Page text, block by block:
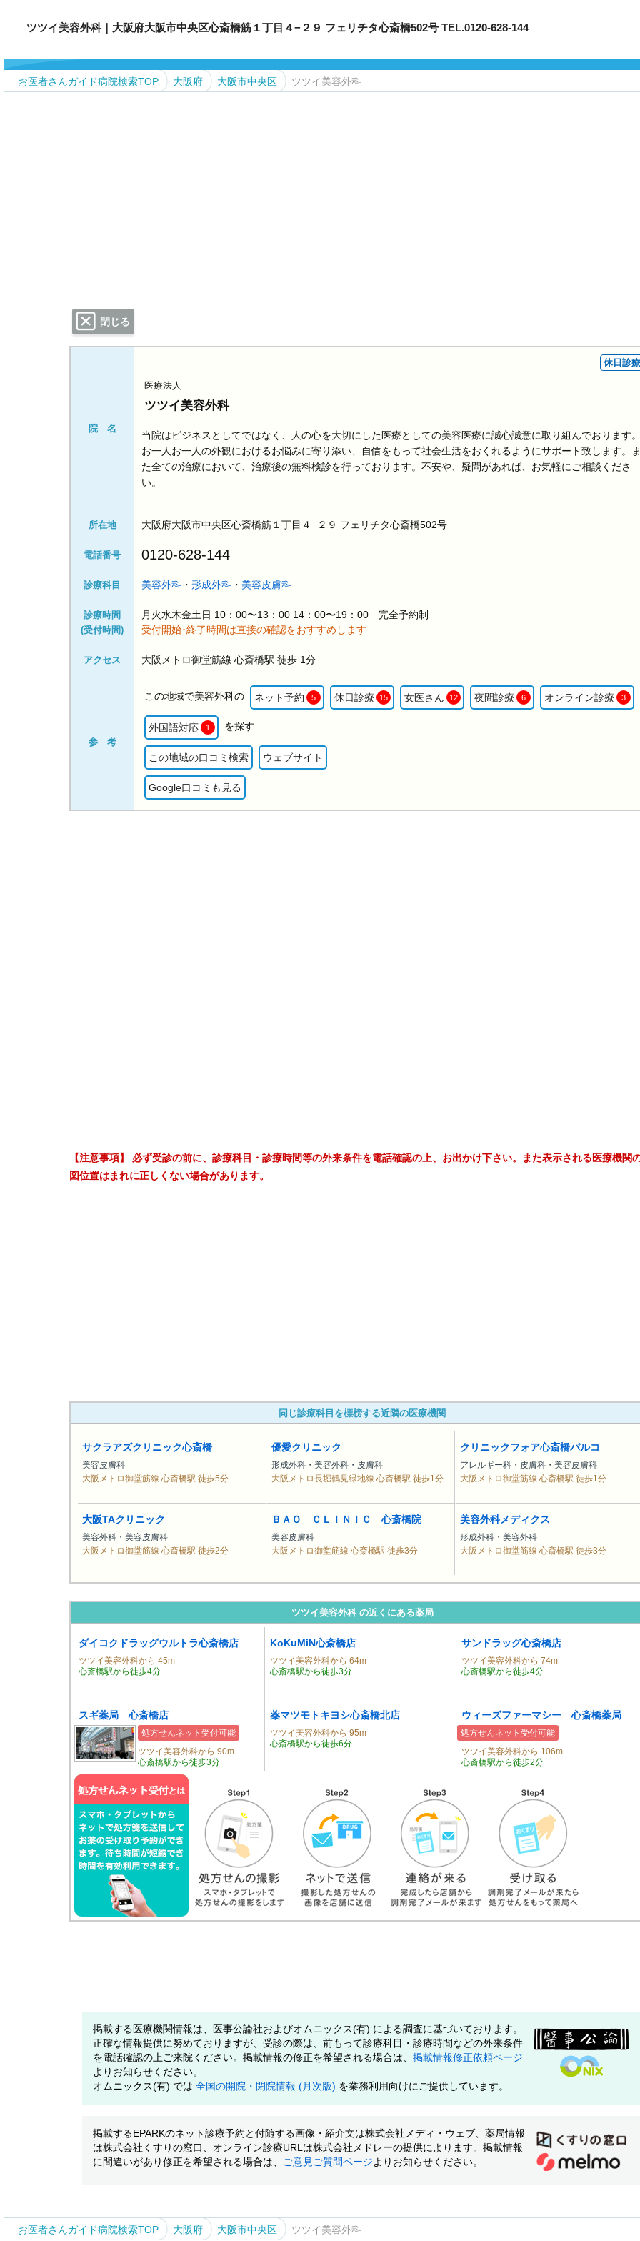
ツツイ美容外科｜大阪府大阪市中央区心斎橋筋１丁目４−２９ フェリチタ心斎橋502号 TEL.0120-628-144
お医者さんガイド病院検索TOP 大阪府 大阪市中央区 ツツイ美容外科
閉じる
院 名
休日診療
医療法人
ツツイ美容外科
当院はビジネスとしてではなく、人の心を大切にした医療としての美容医療に誠心誠意に取り組んでおります
お一人お一人の外観におけるお悩みに寄り添い、自信をもって社会生活をおくれるようにサポート致します。
た全ての治療において、治療後の無料検診を行っております。不安や、疑問があれば、お気軽にご相談くださ
い。
所在地 大阪府大阪市中央区心斎橋筋１丁目４−２９ フェリチタ心斎橋502号
電話番号 0120-628-144
診療科目 美容外科 ・ 形成外科 ・ 美容皮膚科
診療時間
(受付時間)
月火水木金土日 10：00〜13：00 14：00〜19：00 完全予約制
受付開始･終了時間は直接の確認をおすすめします
アクセス 大阪メトロ御堂筋線 心斎橋駅 徒歩 1分
参 考
この地域で美容外科の ネット予約 5 休日診療 15 女医さん 12 夜間診療 6 オンライン診療 3
外国語対応 1 を探す
この地域の口コミ検索 ウェブサイト
Google口コミも見る
【注意事項】 必ず受診の前に、診療科目・診療時間等の外来条件を電話確認の上、お出かけ下さい。また表示される医療機関
図位置はまれに正しくない場合があります。
同じ診療科目を標榜する近隣の医療機関
サクラアズクリニック心斎橋
美容皮膚科
大阪メトロ御堂筋線 心斎橋駅 徒歩5分
優愛クリニック
形成外科・美容外科・皮膚科
大阪メトロ長堀鶴見緑地線 心斎橋駅 徒歩1分
クリニックフォア心斎橋パルコ
アレルギー科・皮膚科・美容皮膚科
大阪メトロ御堂筋線 心斎橋駅 徒歩1分
大阪TAクリニック
美容外科・美容皮膚科
大阪メトロ御堂筋線 心斎橋駅 徒歩2分
ＢＡＯ ＣＬＩＮＩＣ 心斎橋院
美容皮膚科
大阪メトロ御堂筋線 心斎橋駅 徒歩3分
美容外科メディクス
形成外科・美容外科
大阪メトロ御堂筋線 心斎橋駅 徒歩3分
ツツイ美容外科 の近くにある薬局
ダイコクドラッグウルトラ心斎橋店
ツツイ美容外科から 45m
心斎橋駅から徒歩4分
KoKuMiN心斎橋店
ツツイ美容外科から 64m
心斎橋駅から徒歩3分
サンドラッグ心斎橋店
ツツイ美容外科から 74m
心斎橋駅から徒歩4分
スギ薬局 心斎橋店
処方せんネット受付可能
ツツイ美容外科から 90m
心斎橋駅から徒歩3分
薬マツモトキヨシ心斎橋北店
ツツイ美容外科から 95m
心斎橋駅から徒歩6分
ウィーズファーマシー 心斎橋薬局
処方せんネット受付可能
ツツイ美容外科から 106m
心斎橋駅から徒歩2分
掲載する医療機関情報は、医事公論社およびオムニックス(有) による調査に基づいております。
正確な情報提供に努めておりますが、受診の際は、前もって診療科目・診療時間などの外来条件
を電話確認の上ご来院ください。掲載情報の修正を希望される場合は、 掲載情報修正依頼ページ
よりお知らせください。
オムニックス(有) では 全国の開院・閉院情報 (月次版) を業務利用向けにご提供しています。
掲載するEPARKのネット診療予約と付随する画像・紹介文は株式会社メディ・ウェブ、薬局情報
は株式会社くすりの窓口、オンライン診療URLは株式会社メドレーの提供によります。掲載情報
に間違いがあり修正を希望される場合は、 ご意見ご質問ページよりお知らせください。
お医者さんガイド病院検索TOP 大阪府 大阪市中央区 ツツイ美容外科